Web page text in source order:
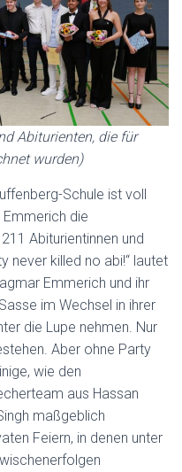
Abiturienten, die für
wurden)
Schule ist voll
die
Abiturientinnen und
never killed no abi!“ lautet
Emmerich und ihr
im Wechsel in ihrer
die Lupe nehmen. Nur
Aber ohne Party
wie den
aus Hassan
maßgeblich
Feiern, in denen unter